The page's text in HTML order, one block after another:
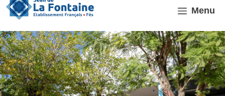
Aller
contenu
Menu